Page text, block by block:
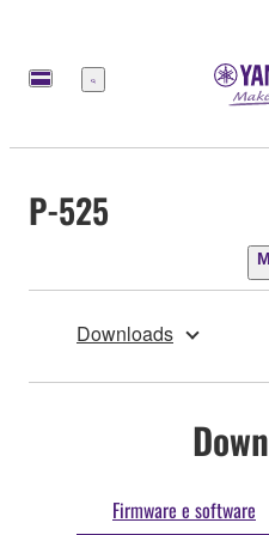
Menu
P-525
Downloads
Firmware e software